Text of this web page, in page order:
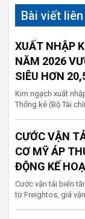
Bài viết
XUẤT NHẬP
NĂM 2026
SIÊU HƠN
Kim ngạch xuất
Thống kê (Bộ Tài
CƯỚC VẬN
CƠ MỸ ÁP
ĐỘNG KẾ
Cước vận tải biển
từ Freightos, giá vận